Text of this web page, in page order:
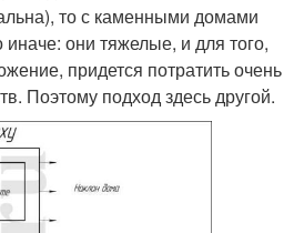
то с каменными домами
иначе: они тяжелые, и для того,
придется потратить очень
Поэтому подход здесь другой.